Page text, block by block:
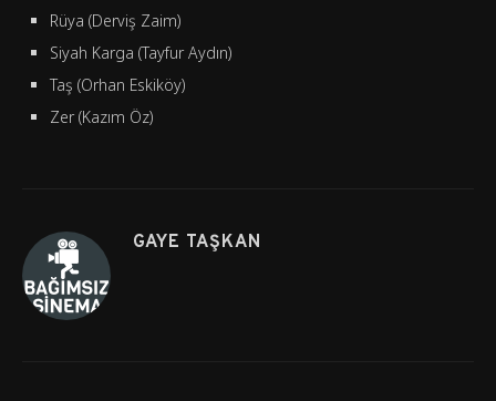
Rüya (Derviş Zaim)
Siyah Karga (Tayfur Aydın)
Taş (Orhan Eskiköy)
Zer (Kazım Öz)
GAYE TAŞKAN